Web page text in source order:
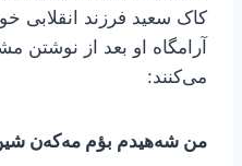
کاک سعید فرزند انقلابی
آرامگاه او بعد از
می‌کنند:
من شەهیدم بؤم مەکەن